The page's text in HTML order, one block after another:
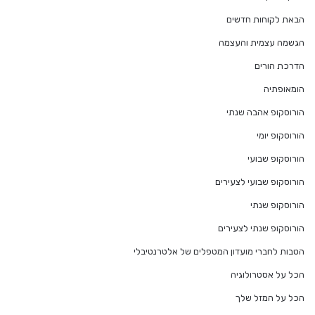
הבאת לקוחות חדשים
הגשמה עצמית והעצמה
הדרכת הורים
הומאופתיה
הורוסקופ אהבה שנתי
הורוסקופ יומי
הורוסקופ שבועי
הורוסקופ שבועי לצעירים
הורוסקופ שנתי
הורוסקופ שנתי לצעירים
הטבות לחברי מועדון המטפלים של אלטרנטיבלי
הכל על אסטרולוגיה
הכל על המזל שלך